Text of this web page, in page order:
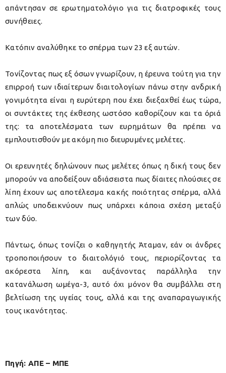
απάντησαν σε ερωτηματολόγιο για τις διατροφικές τους
συνήθειες.
Κατόπιν αναλύθηκε το σπέρμα των 23 εξ αυτών.
Τονίζοντας πως εξ όσων γνωρίζουν, η έρευνα τούτη για την
επιρροή των ιδιαίτερων διαιτολογίων πάνω στην ανδρική
γονιμότητα είναι η ευρύτερη που έχει διεξαχθεί έως τώρα,
οι συντάκτες της έκθεσης ωστόσο καθορίζουν και τα όριά
της: τα αποτελέσματα των ευρημάτων θα πρέπει να
εμπλουτισθούν με ακόμη πιο διευρυμένες μελέτες.
Οι ερευνητές δηλώνουν πως μελέτες όπως η δική τους δεν
μπορούν να αποδείξουν αδιάσειστα πως δίαιτες πλούσιες σε
λίπη έχουν ως αποτέλεσμα κακής ποιότητας σπέρμα, αλλά
απλώς υποδεικνύουν πως υπάρχει κάποια σχέση μεταξύ
των δύο.
Πάντως, όπως τονίζει ο καθηγητής Άταμαν, εάν οι άνδρες
τροποποιήσουν το διαιτολόγιό τους, περιορίζοντας τα
ακόρεστα λίπη, και αυξάνοντας παράλληλα την
κατανάλωση ωμέγα-3, αυτό όχι μόνον θα συμβάλλει στη
βελτίωση της υγείας τους, αλλά και της αναπαραγωγικής
τους ικανότητας.
Πηγή: ΑΠΕ – ΜΠΕ